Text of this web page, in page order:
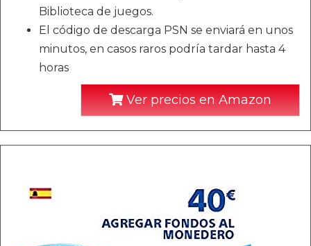
Biblioteca de juegos.
El código de descarga PSN se enviará en unos
minutos, en casos raros podría tardar hasta 4
horas
Ver precios en Amazon